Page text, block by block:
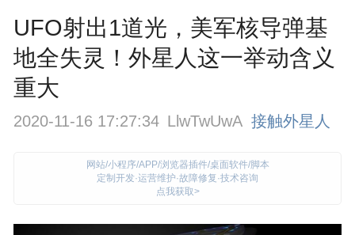
UFO射出1道光，美军核导弹基
地全失灵！外星人这一举动含义
重大
2020-11-16 17:27:34 LlwTwUwA 接触外星人
网站/小程序/APP/浏览器插件/桌面软件/脚本
定制开发·运营维护·故障修复·技术咨询
点我获取>